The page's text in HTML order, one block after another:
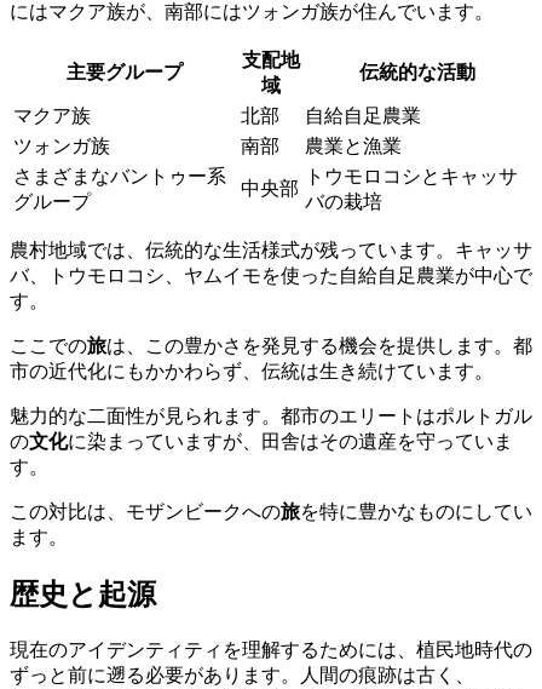
にはマクア族が、南部にはツォンガ族が住んでいます。
主要グループ
支配地
域
伝統的な活動
マクア族 北部
自給自足農業
ツォンガ族
南部
農業と漁業
さまざまなバントゥー系
グループ
中央部
トウモロコシとキャッサ
バの栽培
農村地域では、伝統的な生活様式が残っています。キャッサ
バ、トウモロコシ、ヤムイモを使った自給自足農業が中心で
す。
ここでの旅は、この豊かさを発見する機会を提供します。都
市の近代化にもかかわらず、伝統は生き続けています。
魅力的な二面性が見られます。都市のエリートはポルトガル
の文化に染まっていますが、田舎はその遺産を守っていま
す。
この対比は、モザンビークへの旅を特に豊かなものにしてい
ます。
歴史と起源
現在のアイデンティティを理解するためには、植民地時代の
ずっと前に遡る必要があります。人間の痕跡は古く、